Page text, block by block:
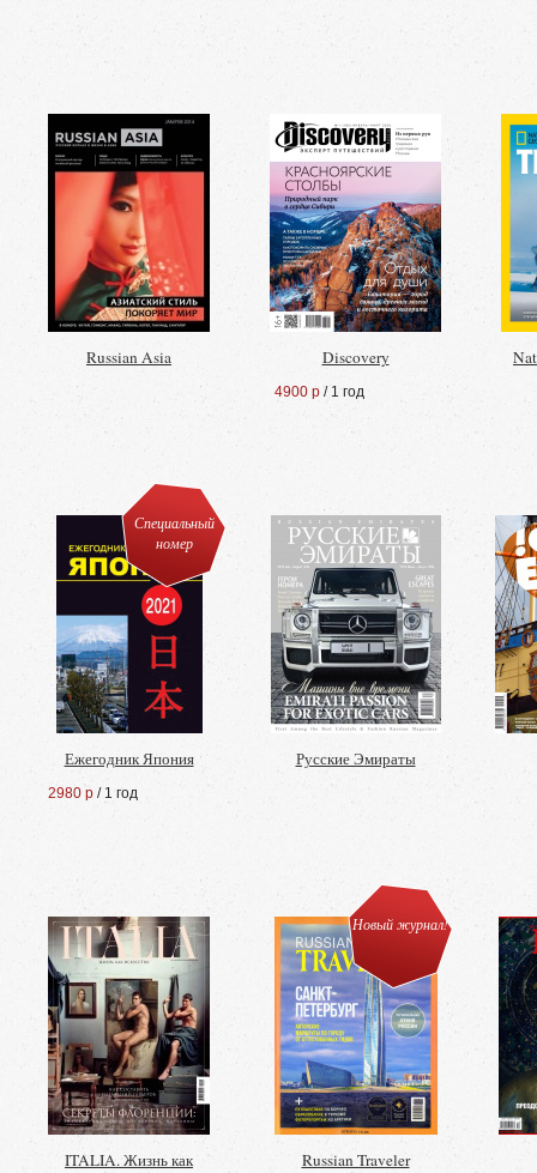
Russian Asia Discovery
4900 р / 1 год
Специальный
номер
Ежегодник Япония
2980 р / 1 год
Русские Эмираты
ITALIA. Жизнь как
Новый журнал!
Russian Traveler